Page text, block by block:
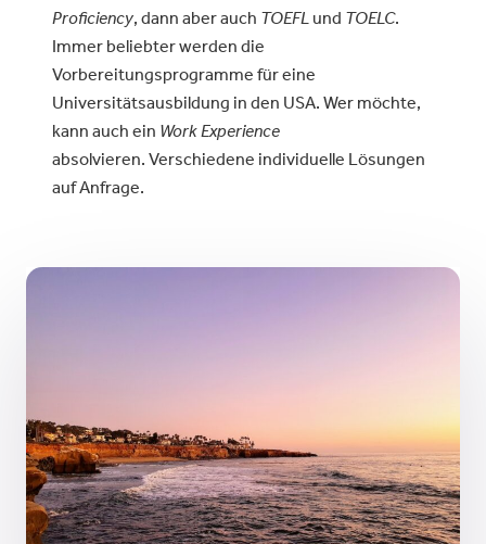
Proficiency, dann aber auch TOEFL und TOELC.
Immer beliebter werden die
Vorbereitungsprogramme für eine
Universitätsausbildung in den USA. Wer möchte,
kann auch ein Work Experience
absolvieren. Verschiedene individuelle Lösungen
auf Anfrage.